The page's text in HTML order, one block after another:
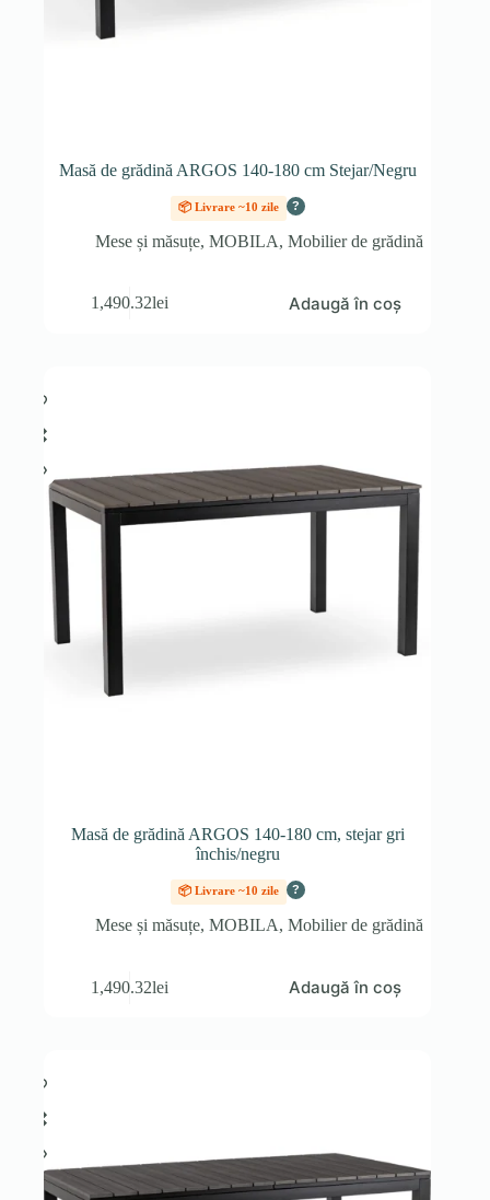
Masă de grădină ARGOS 140-180 cm Stejar/Negru
📦 Livrare ~10 zile ?
Mese și măsuțe,MOBILA,Mobilier de grădină
1,490.32lei Adaugă în coș
Masă de grădină ARGOS 140-180 cm, stejar gri
închis/negru
📦 Livrare ~10 zile ?
Mese și măsuțe,MOBILA,Mobilier de grădină
1,490.32lei Adaugă în coș